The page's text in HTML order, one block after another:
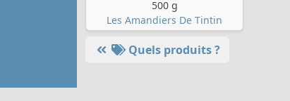
500 g
Les Amandiers De Tintin
Quels produits ?